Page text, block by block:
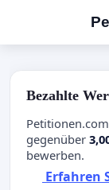
Bezahlte
gegenüber
bewerben.
Erfahren